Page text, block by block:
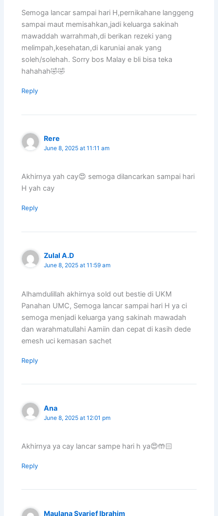
Semoga lancar sampai hari H,pernikahane langgeng
sampai maut memisahkan,jadi keluarga sakinah
mawaddah warrahmah,di berikan rezeki yang
melimpah,kesehatan,di karuniai anak yang
soleh/solehah. Sorry bos Malay e bli bisa teka
hahahah🤣🤣
Reply
Rere
June 8, 2025 at 11:11 am
Akhirnya yah cay😍 semoga dilancarkan sampai hari
H yah cay
Reply
Zulal A.D
June 8, 2025 at 11:59 am
Alhamdulillah akhirnya sold out bestie di UKM
Panahan UMC, Semoga lancar sampai hari H ya ci
semoga menjadi keluarga yang sakinah mawadah
dan warahmatullahi Aamiin dan cepat di kasih dede
emesh uci kemasan sachet
Reply
Ana
June 8, 2025 at 12:01 pm
Akhirnya ya cay lancar sampe hari h ya😍🤲🏻
Reply
Maulana Syarief Ibrahim